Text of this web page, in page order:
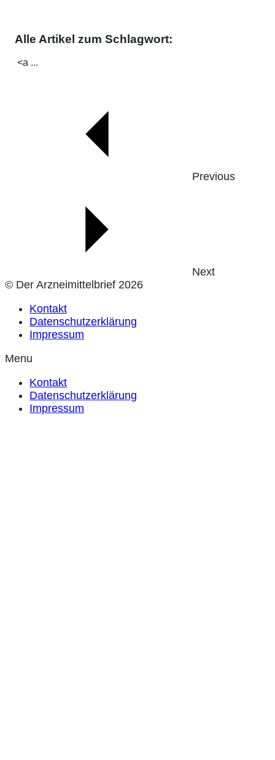
Alle Artikel zum Schlagwort:
<a ...
Previous
Next
© Der Arzneimittelbrief 2026
Kontakt
Datenschutzerklärung
Impressum
Menu
Kontakt
Datenschutzerklärung
Impressum